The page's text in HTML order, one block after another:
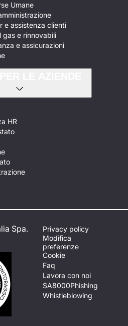
Umane
e assistenza clienti
gas e rinnovabili
e assicurazioni
HR
Spa.
Privacy policy
Modifica
preferenze
Cookie
Faq
Lavora con noi
SA8000Phishing
Whistleblowing